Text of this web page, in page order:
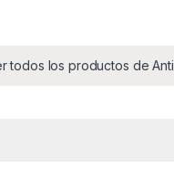
todos los productos de